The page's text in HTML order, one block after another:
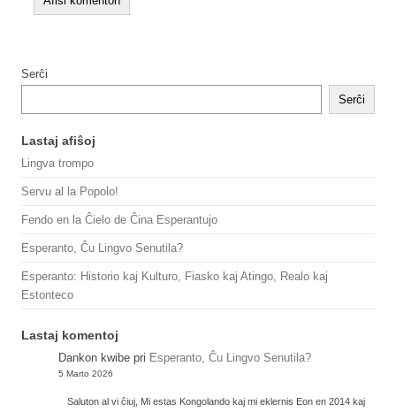
Serĉi
Serĉi
Lastaj afiŝoj
Lingva trompo
Servu al la Popolo!
Fendo en la Ĉielo de Ĉina Esperantujo
Esperanto, Ĉu Lingvo Senutila?
Esperanto: Historio kaj Kulturo, Fiasko kaj Atingo, Realo kaj
Estonteco
Lastaj komentoj
Dankon kwibe pri Esperanto, Ĉu Lingvo Senutila?
5 Marto 2026
Saluton al vi ĉiuj, Mi estas Kongolando kaj mi eklernis Eon en 2014 kaj